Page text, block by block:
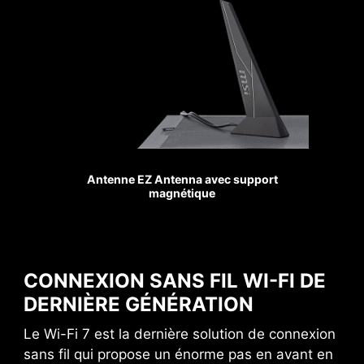
Ventilateur pompe
Antenne EZ Antenna avec support
magnétique
CONNEXION SANS FIL WI-FI DE
DERNIÈRE GÉNÉRATION
Le Wi-Fi 7 est la dernière solution de connexion
sans fil qui propose un énorme pas en avant en
RÉSISTANCE AU POIDS
MULTIPLIÉE PAR 1,2 X
STEEL ARMOR II
génération précédente,
les slots Steel Armor II
excellente qualité de
transmission du signal.